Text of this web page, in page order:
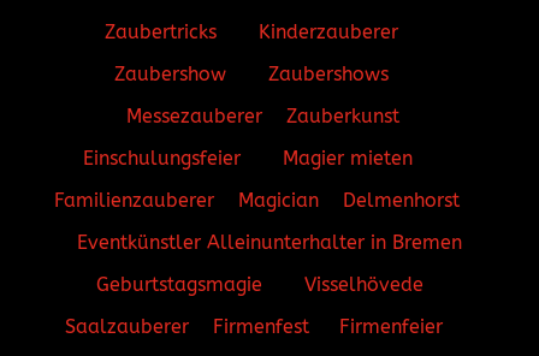
Zaubertricks
Kinderzauberer
Zaubershow
Zaubershows
Messezauberer
Zauberkunst
Einschulungsfeier
Magier mieten
Familienzauberer
Magician
Delmenhorst
EventkünstlerAlleinunterhalter in Bremen
Geburtstagsmagie
Visselhövede
Saalzauberer
Firmenfest
Firmenfeier